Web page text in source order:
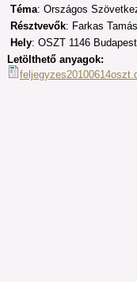
Téma: Országos
Résztvevők: Farkas
Hely: OSZT 1146
Letölthető anyagok: